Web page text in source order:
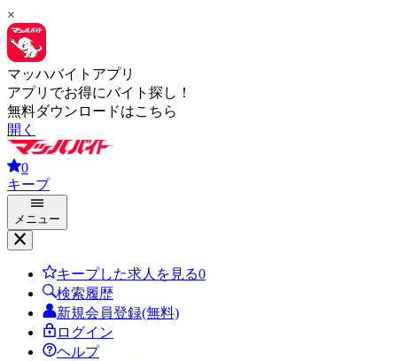
×
マッハバイトアプリ
アプリでお得にバイト探し！
無料ダウンロードはこちら
開く
0
キープ
メニュー
キープした求人を見る0
検索履歴
新規会員登録(無料)
ログイン
ヘルプ